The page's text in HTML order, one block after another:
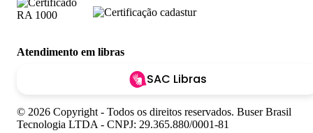
Atendimento em libras
SAC Libras
© 2026 Copyright - Todos os direitos reservados. Buser Brasil
Tecnologia LTDA - CNPJ: 29.365.880/0001-81